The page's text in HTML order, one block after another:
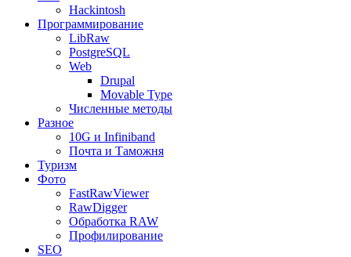
Hackintosh
Программирование
LibRaw
PostgreSQL
Web
Drupal
Movable Type
Численные методы
Разное
10G и Infiniband
Почта и Таможня
Туризм
Фото
FastRawViewer
RawDigger
Обработка RAW
Профилирование
SEO